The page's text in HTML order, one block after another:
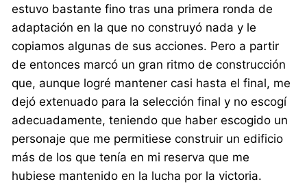
estuvo bastante fino tras una primera ronda de
adaptación en la que no construyó nada y le
copiamos algunas de sus acciones. Pero a partir
de entonces marcó un gran ritmo de construcción
que, aunque logré mantener casi hasta el final, me
dejó extenuado para la selección final y no escogí
adecuadamente, teniendo que haber escogido un
personaje que me permitiese construir un edificio
más de los que tenía en mi reserva que me
hubiese mantenido en la lucha por la victoria.